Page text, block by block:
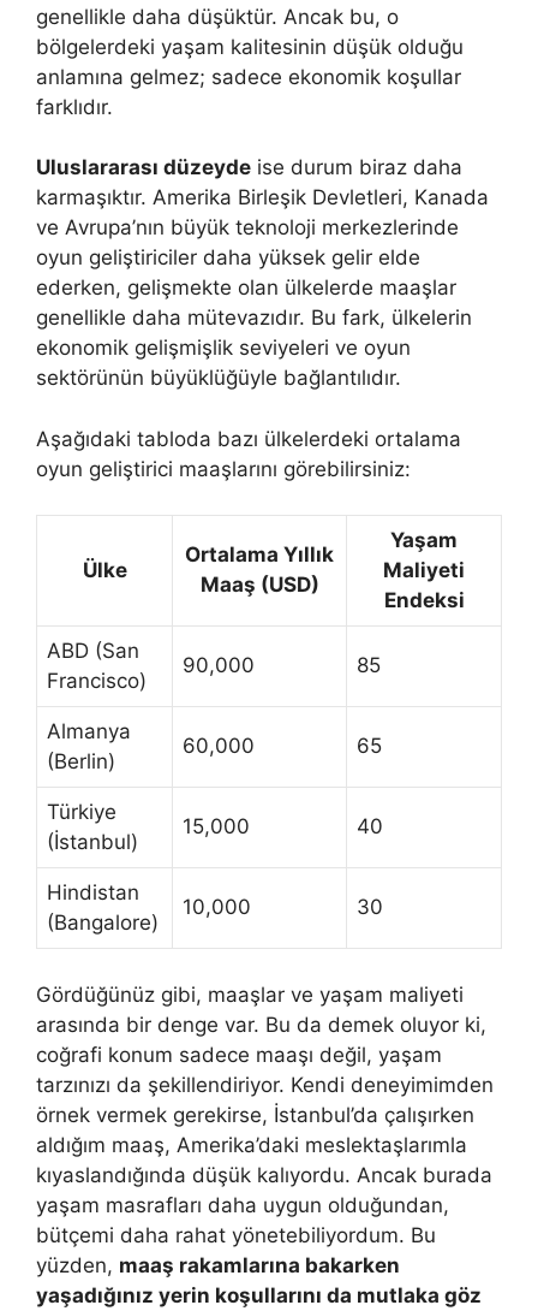
genellikle daha düşüktür. Ancak bu, o
bölgelerdeki yaşam kalitesinin düşük olduğu
anlamına gelmez; sadece ekonomik koşullar
farklıdır.
Uluslararası düzeyde ise durum biraz daha
karmaşıktır. Amerika Birleşik Devletleri, Kanada
ve Avrupa’nın büyük teknoloji merkezlerinde
oyun geliştiriciler daha yüksek gelir elde
ederken, gelişmekte olan ülkelerde maaşlar
genellikle daha mütevazıdır. Bu fark, ülkelerin
ekonomik gelişmişlik seviyeleri ve oyun
sektörünün büyüklüğüyle bağlantılıdır.
Aşağıdaki tabloda bazı ülkelerdeki ortalama
oyun geliştirici maaşlarını görebilirsiniz:
Ülke
Ortalama Yıllık
Maaş (USD)
Yaşam
Maliyeti
Endeksi
ABD (San
Francisco)
90,000 85
Almanya
(Berlin)
60,000 65
Türkiye
(İstanbul)
15,000 40
Hindistan
(Bangalore)
10,000 30
Gördüğünüz gibi, maaşlar ve yaşam maliyeti
arasında bir denge var. Bu da demek oluyor ki,
coğrafi konum sadece maaşı değil, yaşam
tarzınızı da şekillendiriyor. Kendi deneyimimden
örnek vermek gerekirse, İstanbul’da çalışırken
aldığım maaş, Amerika’daki meslektaşlarımla
kıyaslandığında düşük kalıyordu. Ancak burada
yaşam masrafları daha uygun olduğundan,
bütçemi daha rahat yönetebiliyordum. Bu
yüzden, maaş rakamlarına bakarken
yaşadığınız yerin koşullarını da mutlaka göz